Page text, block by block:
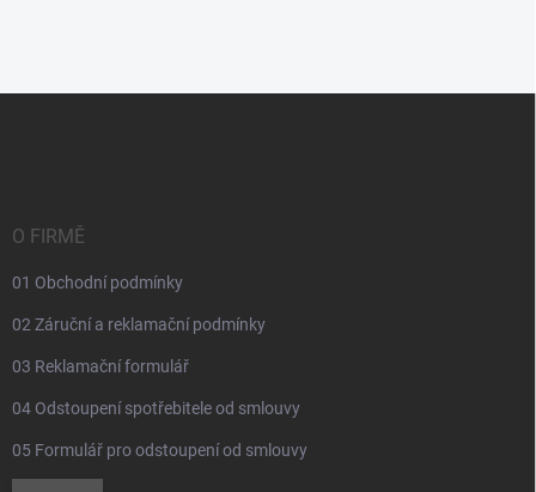
O FIRMĚ
01 Obchodní podmínky
02 Záruční a reklamační podmínky
03 Reklamační formulář
04 Odstoupení spotřebitele od smlouvy
05 Formulář pro odstoupení od smlouvy